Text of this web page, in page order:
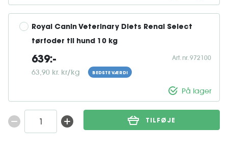
Royal Canin Veterinary Diets Renal Select
tørfoder til hund 10 kg
639:-
63,90 kr. kr/kg BEDSTE VÆRDI
Art. nr. 972100
På lager
TILFØJE